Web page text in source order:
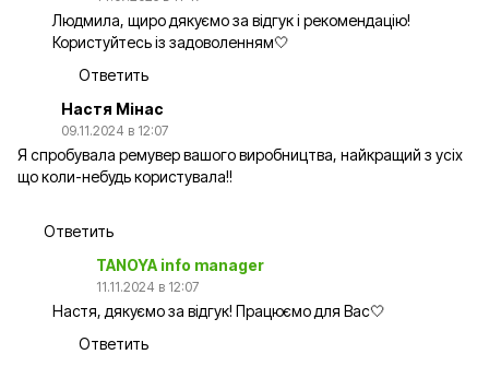
Людмила, щиро дякуємо за відгук і рекомендацію!
Користуйтесь із задоволенням🤍
Ответить
Настя Мінас
09.11.2024 в 12:07
Я спробувала ремувер вашого виробництва, найкращий з усіх
що коли-небудь користувала!!
Ответить
TANOYA info manager
11.11.2024 в 12:07
Настя, дякуємо за відгук! Працюємо для Вас🤍
Ответить